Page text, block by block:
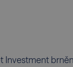
Investment